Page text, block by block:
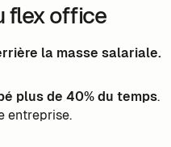
flex office
la masse salariale.
plus de 40% du temps.
entreprise.